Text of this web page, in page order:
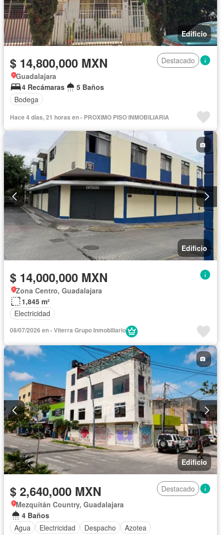
Edificio
$ 14,800,000 MXN
Destacado
Guadalajara
4 Recámaras
5 Baños
Bodega
Hace 4 días, 21 horas en - PROXIMO PISO INMOBILIARIA
Edificio
$ 14,000,000 MXN
Zona Centro, Guadalajara
1,845 m²
Electricidad
08/07/2026 en - Viterra Grupo Inmobiliario
Edificio
$ 2,640,000 MXN
Destacado
Mezquitán Country, Guadalajara
4 Baños
Agua
Electricidad Despacho Azotea